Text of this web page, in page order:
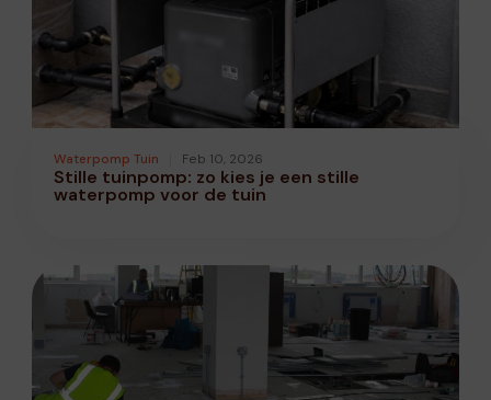
Waterpomp Tuin Feb 10, 2026
Stille tuinpomp: zo kies je een stille
waterpomp voor de tuin